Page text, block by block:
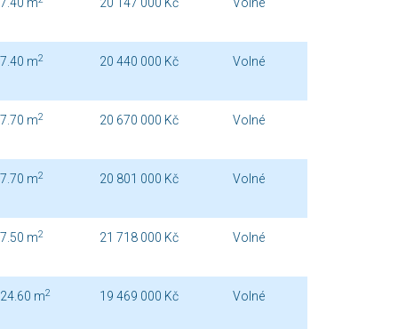
7.40 m2 20 440 000 Kč Volné
7.70 m2 20 670 000 Kč Volné
7.70 m2 20 801 000 Kč Volné
7.50 m2 21 718 000 Kč Volné
m2 19 469 000 Kč Volné